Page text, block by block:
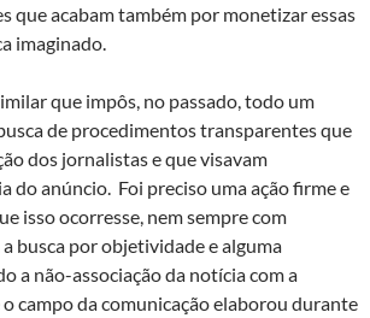
que acabam também por monetizar essas
imaginado.
que impôs, no passado, todo um
de procedimentos transparentes que
dos jornalistas e que visavam
do anúncio. Foi preciso uma ação firme e
isso ocorresse, nem sempre com
busca por objetividade e alguma
a não-associação da notícia com a
campo da comunicação elaborou durante